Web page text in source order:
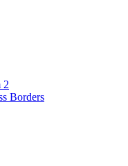
2
Borders